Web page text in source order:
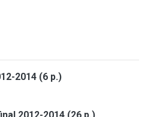
2014 (6 p.)